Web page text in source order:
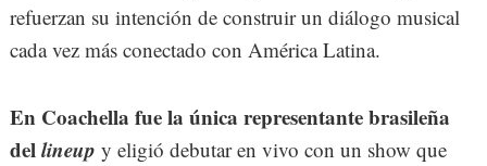
refuerzan su intención de construir un diálogo musical
cada vez más conectado con América Latina.
En Coachella fue la única representante brasileña
dellineup y eligió debutar en vivo con un show que